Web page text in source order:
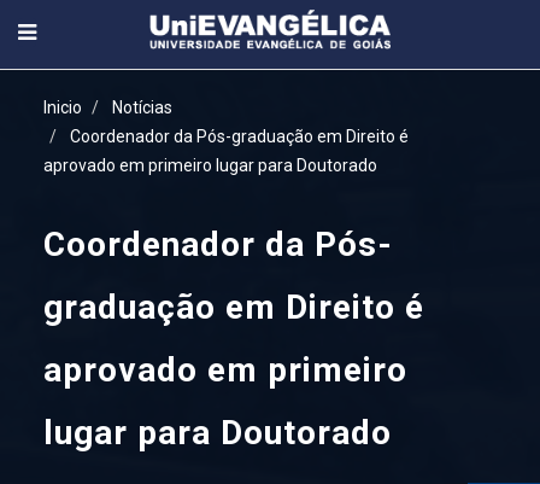
Inicio
Notícias
Coordenador da Pós-graduação em Direito é
aprovado em primeiro lugar para Doutorado
Coordenador da Pós-
graduação em Direito é
aprovado em primeiro
lugar para Doutorado